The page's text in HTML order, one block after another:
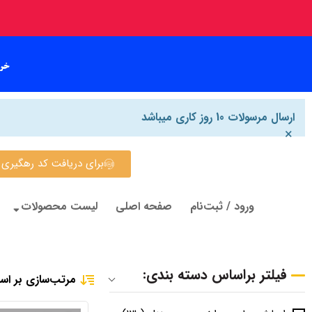
ارسال مرسولات 10 روز کاری میباشد
×
برای دریافت کد رهگیری روی
ورود / ثبت‌نام صفحه اصلی لیست محصولات
فیلتر براساس دسته بندی: مرتب‌سازی بر